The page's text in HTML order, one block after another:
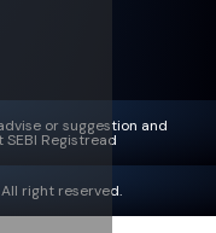
or suggestion and
Registread
right reserved.